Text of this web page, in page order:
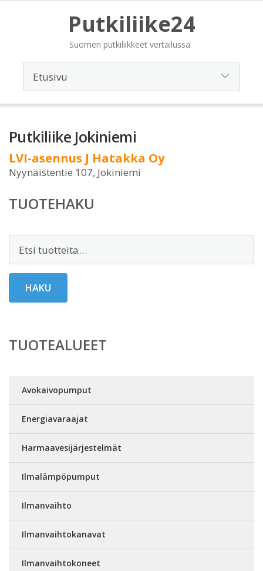
Putkiliike24
Suomen putkiliikkeet vertailussa
Putkiliike Jokiniemi
LVI-asennus J Hatakka Oy
Nyynäistentie 107, Jokiniemi
TUOTEHAKU
HAKU
TUOTEALUEET
Avokaivopumput
Energiavaraajat
Harmaavesijärjestelmät
Ilmalämpöpumput
Ilmanvaihto
Ilmanvaihtokanavat
Ilmanvaihtokoneet